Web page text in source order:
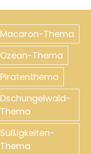
Macaron-Thema
Ozean-Thema
Piratenthema
Dschungelwald-
Thema
Süßigkeiten-
Thema